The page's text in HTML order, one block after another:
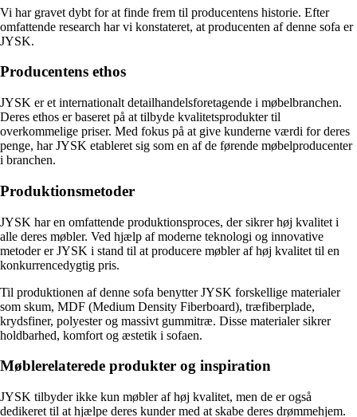
Vi har gravet dybt for at finde frem til producentens historie. Efter
omfattende research har vi konstateret, at producenten af denne sofa er
JYSK.
Producentens ethos
JYSK er et internationalt detailhandelsforetagende i møbelbranchen.
Deres ethos er baseret på at tilbyde kvalitetsprodukter til
overkommelige priser. Med fokus på at give kunderne værdi for deres
penge, har JYSK etableret sig som en af de førende møbelproducenter
i branchen.
Produktionsmetoder
JYSK har en omfattende produktionsproces, der sikrer høj kvalitet i
alle deres møbler. Ved hjælp af moderne teknologi og innovative
metoder er JYSK i stand til at producere møbler af høj kvalitet til en
konkurrencedygtig pris.
Til produktionen af denne sofa benytter JYSK forskellige materialer
som skum, MDF (Medium Density Fiberboard), træfiberplade,
krydsfiner, polyester og massivt gummitræ. Disse materialer sikrer
holdbarhed, komfort og æstetik i sofaen.
Møblerelaterede produkter og inspiration
JYSK tilbyder ikke kun møbler af høj kvalitet, men de er også
dedikeret til at hjælpe deres kunder med at skabe deres drømmehjem.